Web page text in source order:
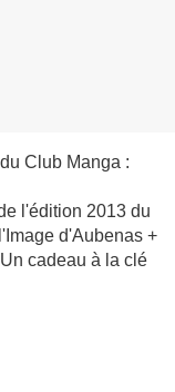
Club Manga :
l'édition 2013 du
d'Aubenas +
cadeau à la clé